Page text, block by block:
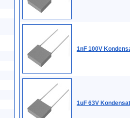
1nF 100V
1uF 63V